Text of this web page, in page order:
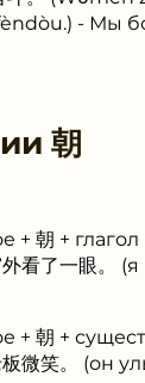
- Мы
朝
+ 朝 + глагол
看了一眼。
+ 朝 +
微笑。 (он